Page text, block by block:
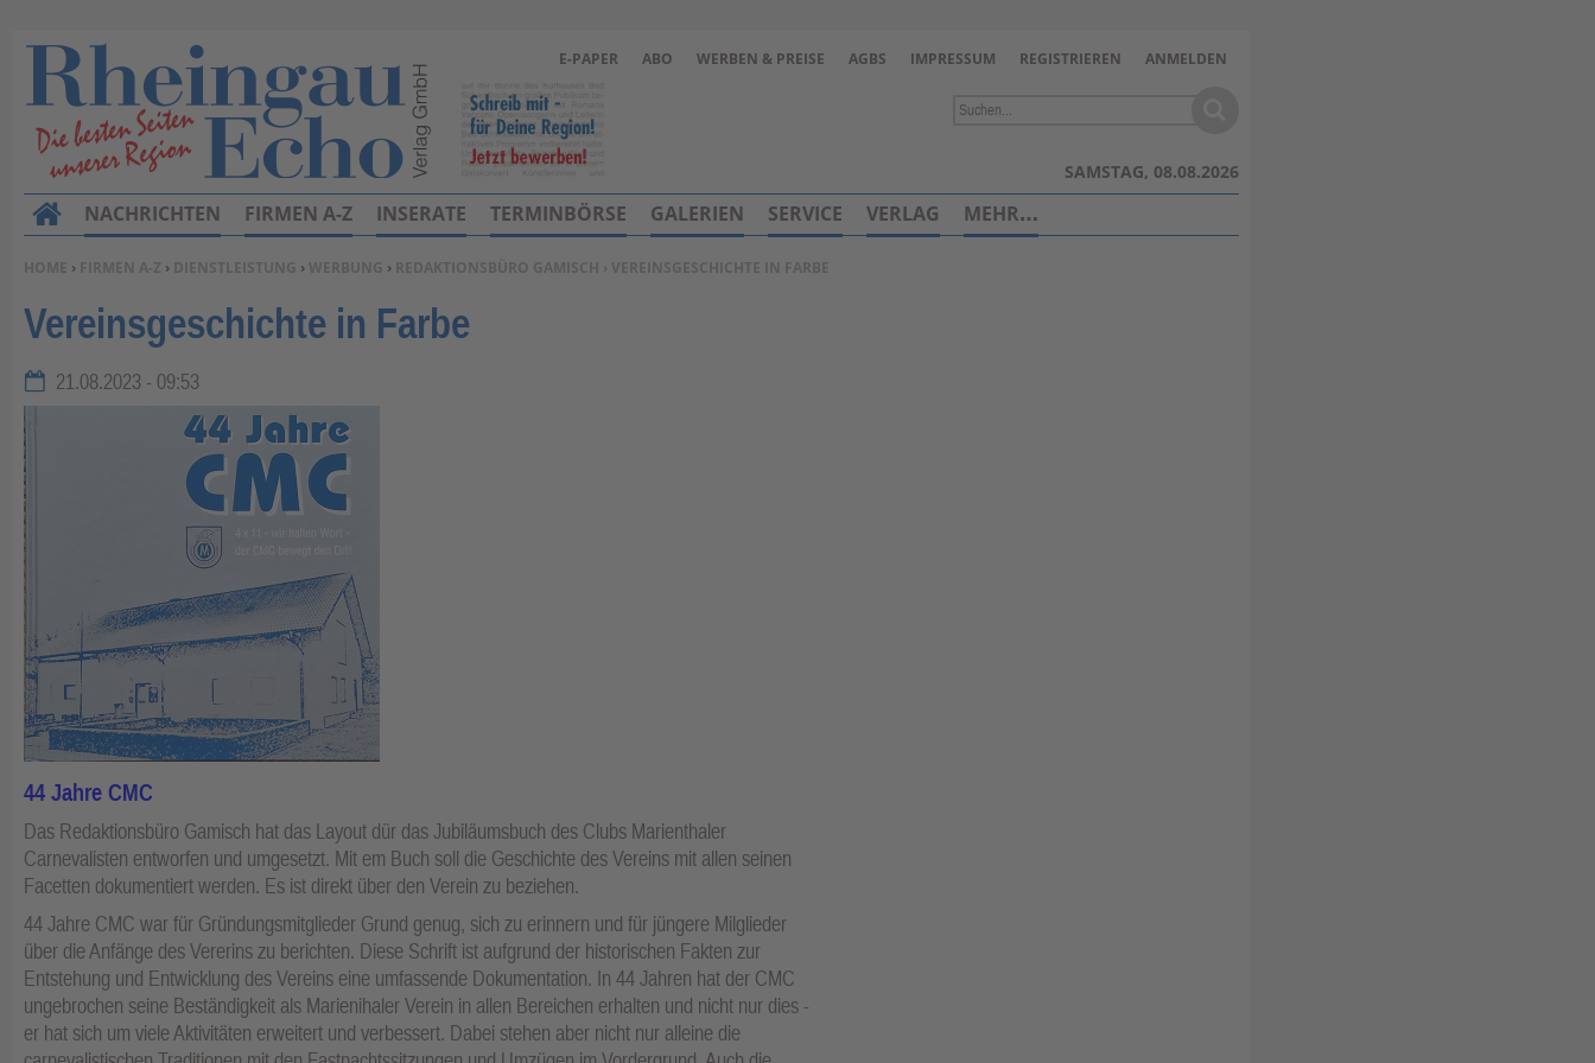
SAMSTAG, 08.08.2026
E-PAPER ABO WERBEN & PREISE AGBS IMPRESSUM REGISTRIEREN ANMELDEN
SIE BEFINDEN SICH HIER:
HOME › FIRMEN A-Z › DIENSTLEISTUNG › WERBUNG › REDAKTIONSBÜRO GAMISCH › VEREINSGESCHICHTE IN FARBE
Vereinsgeschichte in Farbe
21.08.2023 - 09:53
44 Jahre CMC
Das Redaktionsbüro Gamisch hat das Layout dür das Jubiläumsbuch des Clubs Marienthaler
Carnevalisten entworfen und umgesetzt. Mit em Buch soll die Geschichte des Vereins mit allen seinen
Facetten dokumentiert werden. Es ist direkt über den Verein zu beziehen.
44 Jahre CMC war für Gründungsmitglieder Grund genug, sich zu erinnern und für jüngere Milglieder
über die Anfänge des Vererins zu berichten. Diese Schrift ist aufgrund der historischen Fakten zur
Entstehung und Entwicklung des Vereins eine umfassende Dokumentation. In 44 Jahren hat der CMC
ungebrochen seine Beständigkeit als Marienihaler Verein in allen Bereichen erhalten und nicht nur dies -
er hat sich um viele Aktivitäten erweitert und verbessert. Dabei stehen aber nicht nur alleine die
H
o
m
e
NACHRICHTEN FIRMEN A-Z INSERATE TERMINBÖRSE GALERIEN SERVICE VERLAG MEHR…